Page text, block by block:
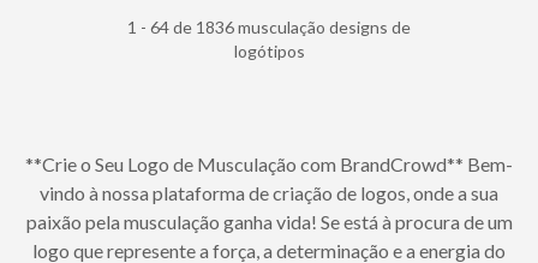
1 - 64 de 1836 musculação designs de
logótipos
**Crie o Seu Logo de Musculação com BrandCrowd** Bem-
vindo à nossa plataforma de criação de logos, onde a sua
paixão pela musculação ganha vida! Se está à procura de um
logo que represente a força, a determinação e a energia do